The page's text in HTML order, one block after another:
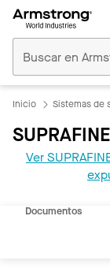
Inicio Sistemas de
Ver
Documentos